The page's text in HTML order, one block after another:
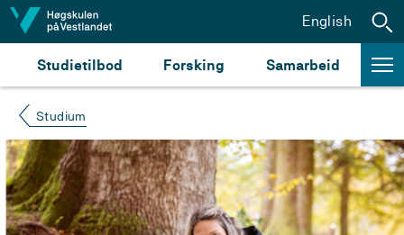
Hopp til innhald
Studietilbod Forsking Samarbeid
English
Studium